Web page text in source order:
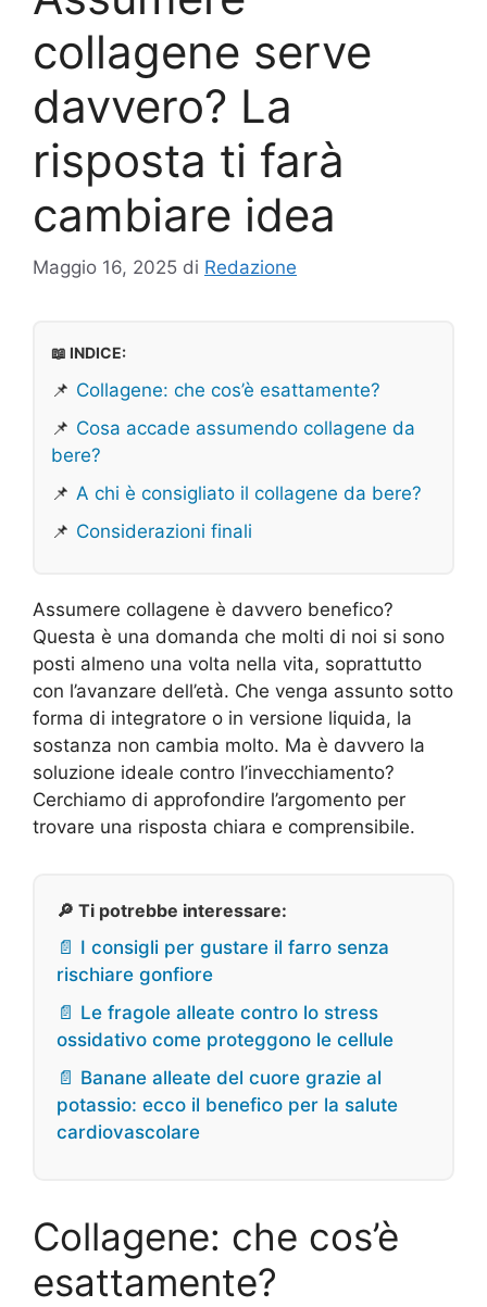
collagene serve
davvero? La
risposta ti farà
cambiare idea
Maggio 16, 2025 di Redazione
📖 INDICE:
📌 Collagene: che cos’è esattamente?
📌 Cosa accade assumendo collagene da
bere?
📌 A chi è consigliato il collagene da bere?
📌 Considerazioni finali
Assumere collagene è davvero benefico?
Questa è una domanda che molti di noi si sono
posti almeno una volta nella vita, soprattutto
con l’avanzare dell’età. Che venga assunto sotto
forma di integratore o in versione liquida, la
sostanza non cambia molto. Ma è davvero la
soluzione ideale contro l’invecchiamento?
Cerchiamo di approfondire l’argomento per
trovare una risposta chiara e comprensibile.
🔎 Ti potrebbe interessare:
📄 I consigli per gustare il farro senza
rischiare gonfiore
📄 Le fragole alleate contro lo stress
ossidativo come proteggono le cellule
📄 Banane alleate del cuore grazie al
potassio: ecco il benefico per la salute
cardiovascolare
Collagene: che cos’è
esattamente?